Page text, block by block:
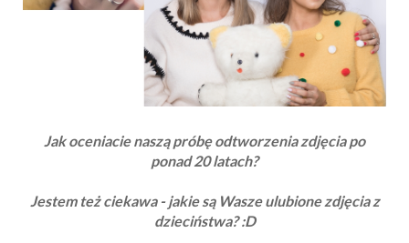
Jak oceniacie naszą próbę odtworzenia zdjęcia po
ponad 20 latach?
Jestem też ciekawa - jakiesą Wasze ulubione zdjęcia z
dzieciństwa? :D